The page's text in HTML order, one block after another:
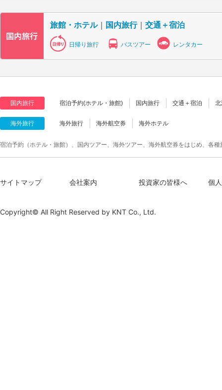
旅館・ホテル｜ 国内旅行｜ 交通＋宿泊
日帰り旅行 バスツアー レンタカー
国内旅行 宿泊予約(ホテル・旅館) 国内旅行 交通＋宿泊
海外旅行 海外旅行 海外航空券 海外ホテル
宿泊予約（ホテル・旅館）、国内ツアー、海外ツアー、海外航空券をはじめ、各
サイトマップ 会社案内 投資家の皆様へ 個
Copyright© All Right Reserved by KNT Co., Ltd.